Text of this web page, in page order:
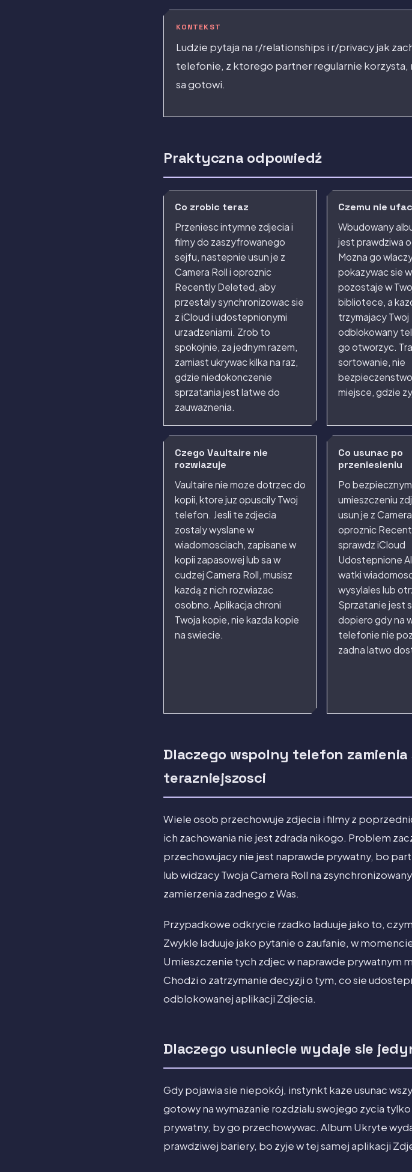
KONTEKST
Ludzie pytaja na r/relationships i r/privacy jak
telefonie, z ktorego partner regularnie korzysta,
sa gotowi.
Praktyczna odpowiedź
Co zrobic teraz
Przeniesc intymne zdjecia i
filmy do zaszyfrowanego
sejfu, nastepnie usun je z
Camera Roll i oproznic
Recently Deleted, aby
przestaly synchronizowac sie
z iCloud i udostepnionymi
urzadzeniami. Zrob to
spokojnie, za jednym razem,
zamiast ukrywac kilka na raz,
gdzie niedokonczenie
sprzatania jest latwe do
zauwaznenia.
Czemu nie ufac
Wbudowany
jest prawdziwa
Mozna go
pokazywac sie
pozostaje w
bibliotece, a
trzymajacy Twoj
odblokowany
go otworzyc.
sortowanie, nie
miejsce, gdzie
Czego Vaultaire nie
rozwiazuje
Vaultaire nie moze dotrzec do
kopii, ktore juz opuscily Twoj
telefon. Jesli te zdjecia
zostaly wyslane w
wiadomosciach, zapisane w
kopii zapasowej lub sa w
cudzej Camera Roll, musisz
kazdą z nich rozwiazac
osobno. Aplikacja chroni
Twoja kopie, nie kazda kopie
na swiecie.
Co usunac po
przeniesieniu
Po bezpiecznym
umieszczeniu
usun je z
oproznic
sprawdz iCloud
Udostepnione
watki
wysylales lub
Sprzatanie jest
dopiero gdy na
telefonie nie
zadna latwo
Dlaczego wspolny telefon
terazniejszosci
Wiele osob przechowuje zdjecia i filmy z
ich zachowania nie jest zdrada nikogo. Problem
przechowujacy nie jest naprawde prywatny, bo
lub widzacy Twoja Camera Roll na
zamierzenia zadnego z Was.
Przypadkowe odkrycie rzadko laduuje jako to,
Zwykle laduuje jako pytanie o zaufanie, w
Umieszczenie tych zdjec w naprawde prywatnym
Chodzi o zatrzymanie decyzji o tym, co sie
odblokowanej aplikacji Zdjecia.
Dlaczego usuniecie wydaje sie
Gdy pojawia sie niepokój, instynkt kaze usunac
gotowy na wymazanie rozdzialu swojego zycia
prywatny, by go przechowywac. Album Ukryte
prawdziwej bariery, bo zyje w tej samej aplikacji